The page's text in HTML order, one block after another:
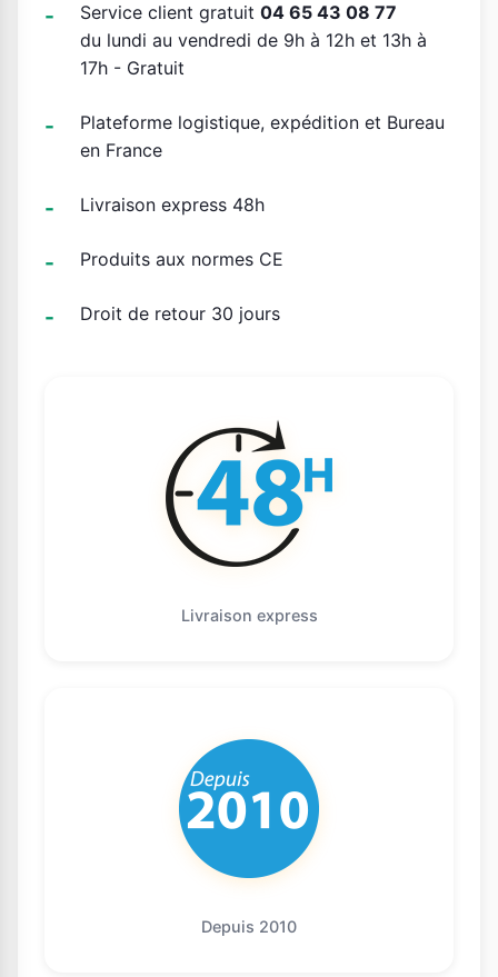
Service client gratuit 04 65 43 08 77
du lundi au vendredi de 9h à 12h et 13h à
17h - Gratuit
Plateforme logistique, expédition et Bureau
en France
Livraison express 48h
Produits aux normes CE
Droit de retour 30 jours
Livraison express
Depuis 2010